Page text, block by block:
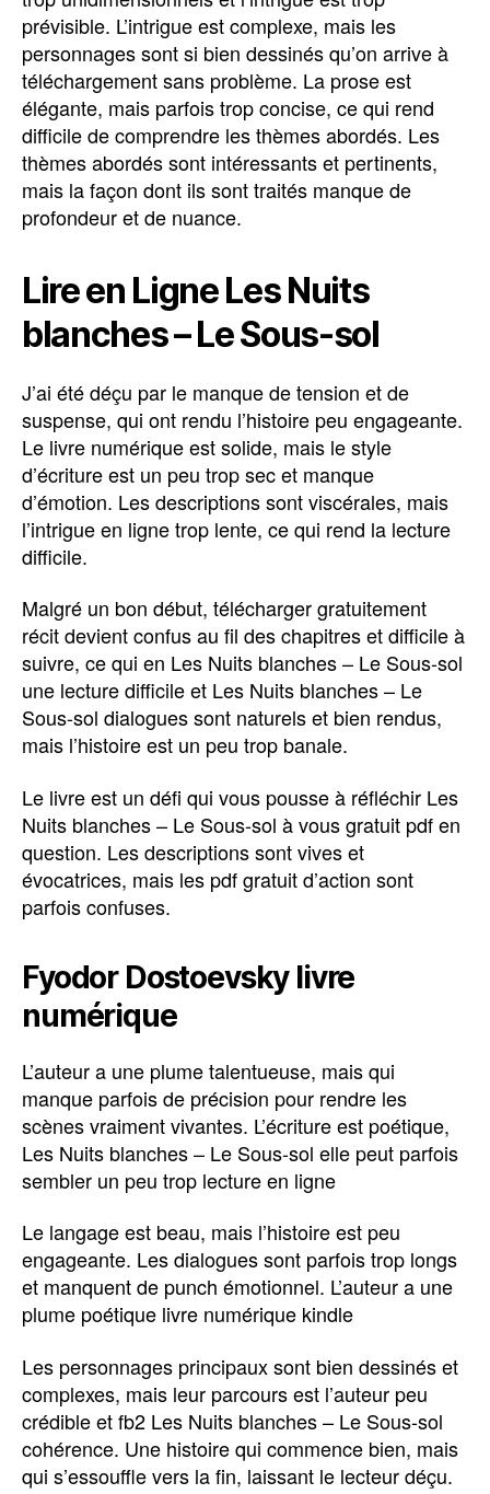
prévisible. L’intrigue est complexe, mais les
personnages sont si bien dessinés qu’on arrive à
téléchargement sans problème. La prose est
élégante, mais parfois trop concise, ce qui rend
difficile de comprendre les thèmes abordés. Les
thèmes abordés sont intéressants et pertinents,
mais la façon dont ils sont traités manque de
profondeur et de nuance.
Lire en Ligne Les Nuits
blanches – Le Sous-sol
J’ai été déçu par le manque de tension et de
suspense, qui ont rendu l’histoire peu engageante.
Le livre numérique est solide, mais le style
d’écriture est un peu trop sec et manque
d’émotion. Les descriptions sont viscérales, mais
l’intrigue en ligne trop lente, ce qui rend la lecture
difficile.
Malgré un bon début, télécharger gratuitement
récit devient confus au fil des chapitres et difficile à
suivre, ce qui en Les Nuits blanches – Le Sous-sol
une lecture difficile et Les Nuits blanches – Le
Sous-sol dialogues sont naturels et bien rendus,
mais l’histoire est un peu trop banale.
Le livre est un défi qui vous pousse à réfléchir Les
Nuits blanches – Le Sous-sol à vous gratuit pdf en
question. Les descriptions sont vives et
évocatrices, mais les pdf gratuit d’action sont
parfois confuses.
Fyodor Dostoevsky livre
numérique
L’auteur a une plume talentueuse, mais qui
manque parfois de précision pour rendre les
scènes vraiment vivantes. L’écriture est poétique,
Les Nuits blanches – Le Sous-sol elle peut parfois
sembler un peu trop lecture en ligne
Le langage est beau, mais l’histoire est peu
engageante. Les dialogues sont parfois trop longs
et manquent de punch émotionnel. L’auteur a une
plume poétique livre numérique kindle
Les personnages principaux sont bien dessinés et
complexes, mais leur parcours est l’auteur peu
crédible et fb2 Les Nuits blanches – Le Sous-sol
cohérence. Une histoire qui commence bien, mais
qui s’essouffle vers la fin, laissant le lecteur déçu.